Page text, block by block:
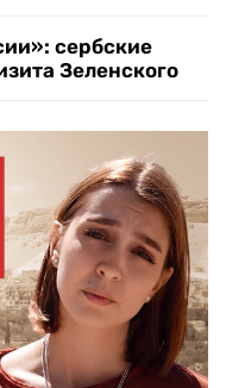
сербские
Зеленского